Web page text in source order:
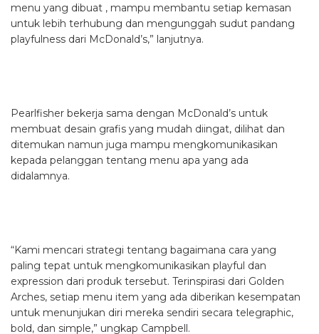
menu yang dibuat , mampu membantu setiap kemasan
untuk lebih terhubung dan mengunggah sudut pandang
playfulness dari McDonald’s,” lanjutnya.
Pearlfisher bekerja sama dengan McDonald’s untuk
membuat desain grafis yang mudah diingat, dilihat dan
ditemukan namun juga mampu mengkomunikasikan
kepada pelanggan tentang menu apa yang ada
didalamnya.
“Kami mencari strategi tentang bagaimana cara yang
paling tepat untuk mengkomunikasikan playful dan
expression dari produk tersebut. Terinspirasi dari Golden
Arches, setiap menu item yang ada diberikan kesempatan
untuk menunjukan diri mereka sendiri secara telegraphic,
bold, dan simple,” ungkap Campbell.